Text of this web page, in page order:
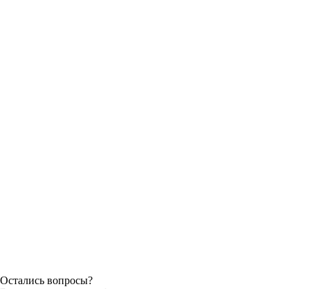
Остались вопросы?